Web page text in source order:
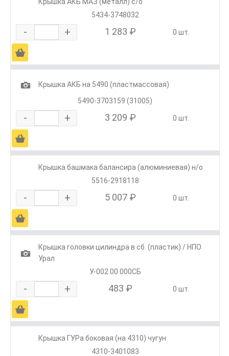
5434-3748032
- + 1 283 ₽ 0 шт.
Ä
1
Крышка АКБ на 5490 (пластмассовая)
5490-3703159 (31005)
- + 3 209 ₽ 0 шт.
Ä
Крышка башмака балансира (алюминиевая) н/о
5516-2918118
- + 5 007 ₽ 0 шт.
Ä
1
Крышка головки цилиндра в сб. (пластик) / НПО
Урал
У-002.00.000СБ
- + 483 ₽ 0 шт.
Ä
Крышка ГУРа боковая (на 4310) чугун
4310-3401083